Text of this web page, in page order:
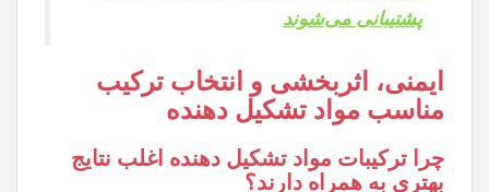
پشتیبانی می‌شوند
ایمنی، اثربخشی و انتخاب ترکیب
مناسب مواد تشکیل دهنده
چرا ترکیبات مواد تشکیل دهنده اغلب نتایج
بهتری به همراه دارند؟